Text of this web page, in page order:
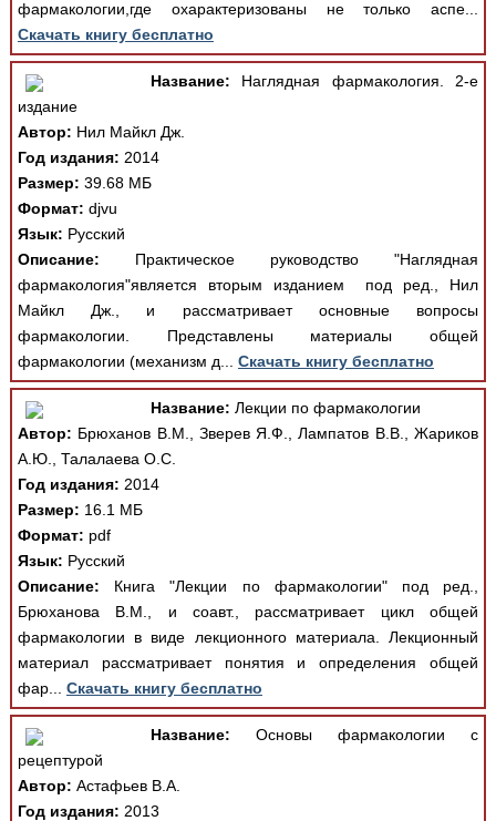
фармакологии,где охарактеризованы не только аспе...
Скачать книгу бесплатно
Название: Наглядная фармакология. 2-е
издание
Автор: Нил Майкл Дж.
Год издания: 2014
Размер: 39.68 МБ
Формат: djvu
Язык: Русский
Описание: Практическое руководство "Наглядная
фармакология"является вторым изданием под ред., Нил
Майкл Дж., и рассматривает основные вопросы
фармакологии. Представлены материалы общей
фармакологии (механизм д... Скачать книгу бесплатно
Название: Лекции по фармакологии
Автор: Брюханов В.М., Зверев Я.Ф., Лампатов В.В., Жариков
А.Ю., Талалаева О.С.
Год издания: 2014
Размер: 16.1 МБ
Формат: pdf
Язык: Русский
Описание: Книга "Лекции по фармакологии" под ред.,
Брюханова В.М., и соавт., рассматривает цикл общей
фармакологии в виде лекционного материала. Лекционный
материал рассматривает понятия и определения общей
фар... Скачать книгу бесплатно
Название: Основы фармакологии с
рецептурой
Автор: Астафьев В.А.
Год издания: 2013